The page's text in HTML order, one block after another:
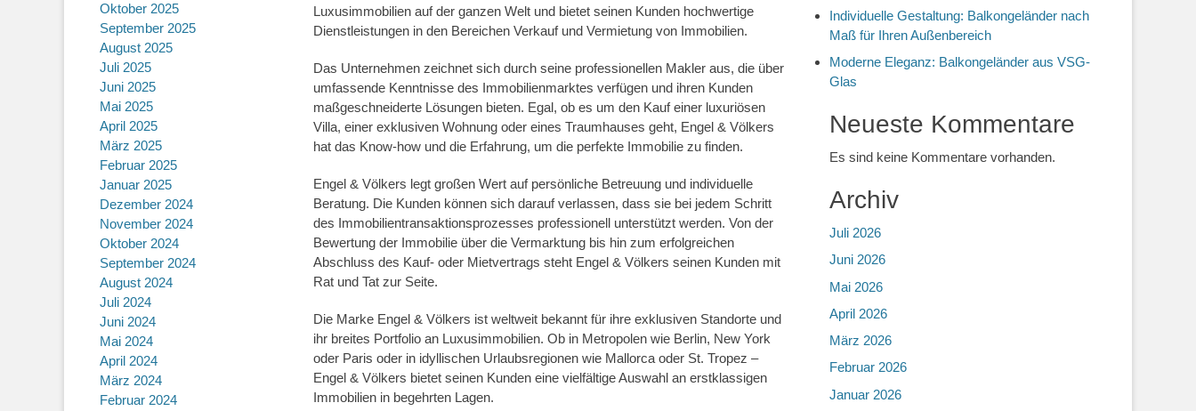
Luxusimmobilien auf der ganzen Welt und bietet seinen Kunden hochwertige
Dienstleistungen in den Bereichen Verkauf und Vermietung von Immobilien.
Das Unternehmen zeichnet sich durch seine professionellen Makler aus, die über
umfassende Kenntnisse des Immobilienmarktes verfügen und ihren Kunden
maßgeschneiderte Lösungen bieten. Egal, ob es um den Kauf einer luxuriösen
Villa, einer exklusiven Wohnung oder eines Traumhauses geht, Engel & Völkers
hat das Know-how und die Erfahrung, um die perfekte Immobilie zu finden.
Engel & Völkers legt großen Wert auf persönliche Betreuung und individuelle
Beratung. Die Kunden können sich darauf verlassen, dass sie bei jedem Schritt
des Immobilientransaktionsprozesses professionell unterstützt werden. Von der
Bewertung der Immobilie über die Vermarktung bis hin zum erfolgreichen
Abschluss des Kauf- oder Mietvertrags steht Engel & Völkers seinen Kunden mit
Rat und Tat zur Seite.
Die Marke Engel & Völkers ist weltweit bekannt für ihre exklusiven Standorte und
ihr breites Portfolio an Luxusimmobilien. Ob in Metropolen wie Berlin, New York
oder Paris oder in idyllischen Urlaubsregionen wie Mallorca oder St. Tropez –
Engel & Völkers bietet seinen Kunden eine vielfältige Auswahl an erstklassigen
Immobilien in begehrten Lagen.
Individuelle Gestaltung: Balkongeländer nach
Maß für Ihren Außenbereich
Moderne Eleganz: Balkongeländer aus VSG-
Glas
Neueste Kommentare
Es sind keine Kommentare vorhanden.
Archiv
Juli 2026
Juni 2026
Mai 2026
April 2026
März 2026
Februar 2026
Januar 2026
Oktober 2025
September 2025
August 2025
Juli 2025
Juni 2025
Mai 2025
April 2025
März 2025
Februar 2025
Januar 2025
Dezember 2024
November 2024
Oktober 2024
September 2024
August 2024
Juli 2024
Juni 2024
Mai 2024
April 2024
März 2024
Februar 2024